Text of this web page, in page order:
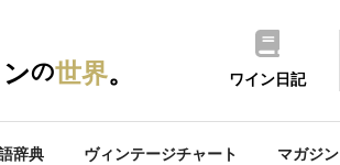
の世界。 ワイン日記
辞典 ヴィンテージチャート マガジン